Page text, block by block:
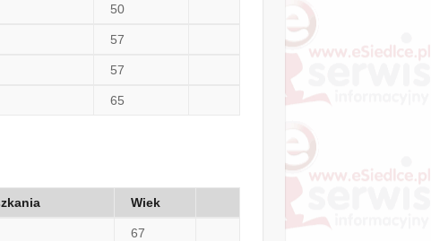
50
57
57
65
Wiek
67